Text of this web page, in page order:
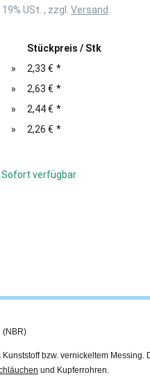
USt. , zzgl. Versand
Stückpreis / Stk
» 2,33 € *
» 2,63 € *
» 2,44 € *
» 2,26 € *
Sofort verfügbar
(NBR)
bzw. vernickeltem Messing.
und Kupferrohren.